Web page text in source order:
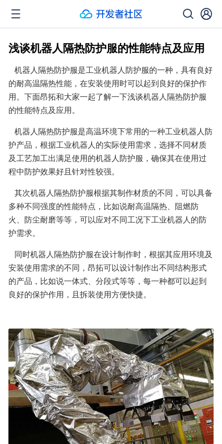
浅谈机器人隔热防护服的性能特点及应用
的耐高温隔热性能，在安装使用时可以起到良好的保护作
用。下面昂拓和大家一起了解一下浅谈机器人隔热防护服
的性能特点及应用。
护产品，根据工业机器人的实际使用需求，选择不同材质
及工艺加工出满足使用的机器人防护服，确保其在使用过
程中防护效果好且针对性较强。
多种不同强度的性能特点，比如说耐高温隔热、阻燃防
火、防尘耐磨等等，可以应对不同工况下工业机器人的防
护需求。
安装使用需求的不同，昂拓可以设计制作出不同结构形式
的产品，比如说一体式、分段式等等，每一种都可以起到
良好的保护作用，且拆装使用方便快捷。